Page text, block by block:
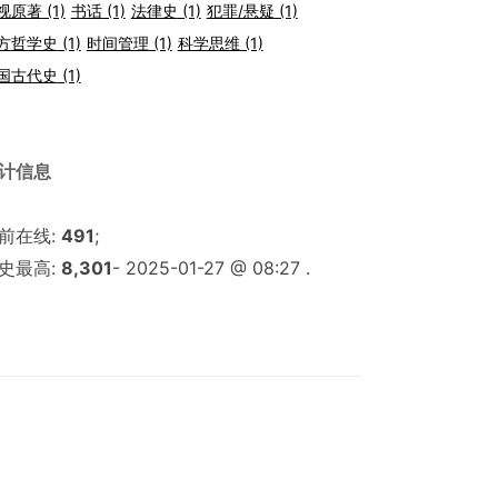
原著(1) 书话(1) 法律史 (1) 犯罪/悬疑 (1)
哲学史 (1) 时间管理 (1) 科学思维(1)
古代史 (1)
信息
在线: 491;
最高: 8,301- 2025-01-27 @ 08:27 .